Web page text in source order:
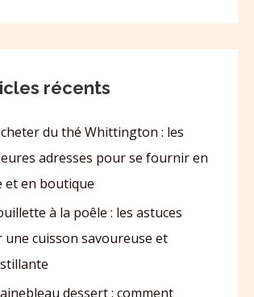
récents
du thé Whittington : les
adresses pour se fournir en
et en boutique
à la poêle : les astuces
une cuisson savoureuse et
dessert : comment